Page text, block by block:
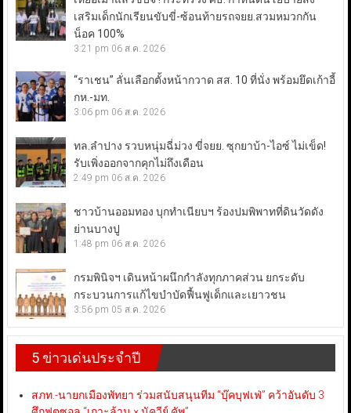
เสริมเด็กนักเรียนขับขี่-ซ้อนท้ายรถจยย.สวมหมวกกัน
น็อค 100%
3:21 pm 06 ส.ค. 2026
“ราเชน” ลั่นเลือกตั้งหน้ากวาด สส. 10 ที่นั่ง พร้อมยึดเก้าอี้
กห.-มท.
3:06 pm 06 ส.ค. 2026
ทล.ลำปาง รวบหนุ่มฉี่ม่วง ขี่จยย. ซุกยาบ้า-ไอซ์ ไม่เข็ด!
รับเพิ่งออกจากคุกไม่ถึงเดือน
2:49 pm 06 ส.ค. 2026
ชาวบ้านออมทอง บุกทำเนียบฯ ร้องปมพิพาทที่ดินวัดดัง
ย่านบางปู
1:48 pm 06 ส.ค. 2026
กรมพินิจฯ เดินหน้าผนึกกำลังทุกภาคส่วน ยกระดับ
กระบวนการแก้ไขบำบัดฟื้นฟูเด็กและเยาวชน
3:56 pm 05 ส.ค. 2026
5 ข่าวเด่นประจำปี
สภท.-นายกเมืองพัทยา ร่วมสนับสนุนทีม “บุ๊คบุฟเฟ่” คว้าอันดับ 3